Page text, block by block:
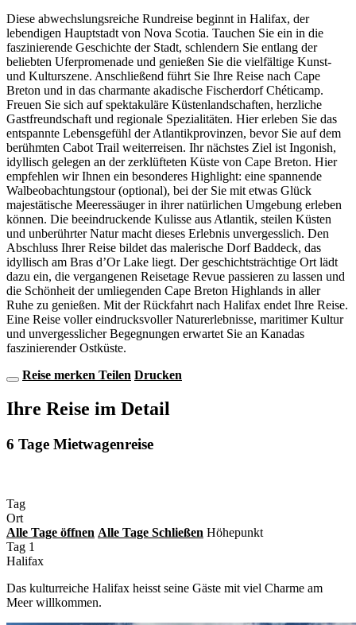
Diese abwechslungsreiche Rundreise beginnt in Halifax, der
lebendigen Hauptstadt von Nova Scotia. Tauchen Sie ein in die
faszinierende Geschichte der Stadt, schlendern Sie entlang der
beliebten Uferpromenade und genießen Sie die vielfältige Kunst-
und Kulturszene. Anschließend führt Sie Ihre Reise nach Cape
Breton und in das charmante akadische Fischerdorf Chéticamp.
Freuen Sie sich auf spektakuläre Küstenlandschaften, herzliche
Gastfreundschaft und regionale Spezialitäten. Hier erleben Sie das
entspannte Lebensgefühl der Atlantikprovinzen, bevor Sie auf dem
berühmten Cabot Trail weiterreisen. Ihr nächstes Ziel ist Ingonish,
idyllisch gelegen an der zerklüfteten Küste von Cape Breton. Hier
empfehlen wir Ihnen ein besonderes Highlight: eine spannende
Walbeobachtungstour (optional), bei der Sie mit etwas Glück
majestätische Meeressäuger in ihrer natürlichen Umgebung erleben
können. Die beeindruckende Kulisse aus Atlantik, steilen Küsten
und unberührter Natur macht dieses Erlebnis unvergesslich. Den
Abschluss Ihrer Reise bildet das malerische Dorf Baddeck, das
idyllisch am Bras d’Or Lake liegt. Der geschichtsträchtige Ort lädt
dazu ein, die vergangenen Reisetage Revue passieren zu lassen und
die Schönheit der umliegenden Cape Breton Highlands in aller
Ruhe zu genießen. Mit der Rückfahrt nach Halifax endet Ihre Reise.
Eine Reise voller eindrucksvoller Naturerlebnisse, maritimer Kultur
und unvergesslicher Begegnungen erwartet Sie an Kanadas
faszinierender Ostküste.
Reise merken Teilen Drucken
Ihre Reise im Detail
6 Tage Mietwagenreise
Tag
Ort
Alle Tage öffnen Alle Tage Schließen Höhepunkt
Tag 1
Halifax
Das kulturreiche Halifax heisst seine Gäste mit viel Charme am
Meer willkommen.